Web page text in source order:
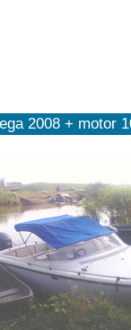
2008 + motor